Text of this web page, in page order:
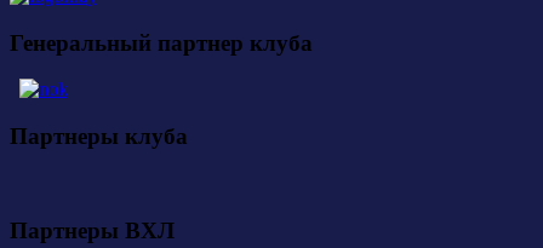
Генеральный партнер клуба
Партнеры клуба
Партнеры ВХЛ